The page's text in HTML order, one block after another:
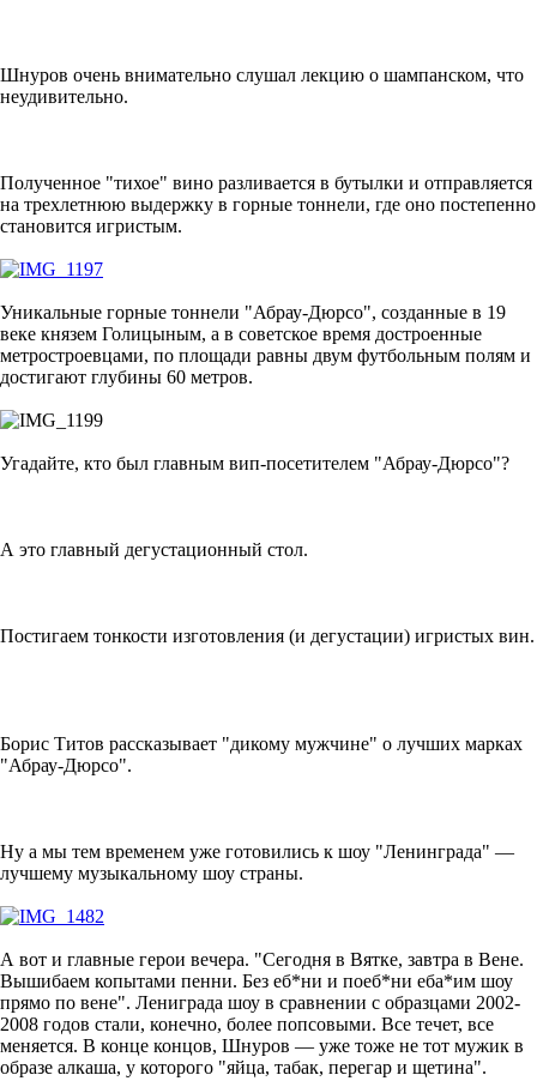
Шнуров очень внимательно слушал лекцию о шампанском, что
неудивительно.
Полученное "тихое" вино разливается в бутылки и отправляется
на трехлетнюю выдержку в горные тоннели, где оно постепенно
становится игристым.
Уникальные горные тоннели "Абрау-Дюрсо", созданные в 19
веке князем Голицыным, а в советское время достроенные
метростроевцами, по площади равны двум футбольным полям и
достигают глубины 60 метров.
Угадайте, кто был главным вип-посетителем "Абрау-Дюрсо"?
А это главный дегустационный стол.
Постигаем тонкости изготовления (и дегустации) игристых вин.
Борис Титов рассказывает "дикому мужчине" о лучших марках
"Абрау-Дюрсо".
Ну а мы тем временем уже готовились к шоу "Ленинграда" —
лучшему музыкальному шоу страны.
А вот и главные герои вечера. "Сегодня в Вятке, завтра в Вене.
Вышибаем копытами пенни. Без еб*ни и поеб*ни еба*им шоу
прямо по вене". Лениграда шоу в сравнении с образцами 2002-
2008 годов стали, конечно, более попсовыми. Все течет, все
меняется. В конце концов, Шнуров — уже тоже не тот мужик в
образе алкаша, у которого "яйца, табак, перегар и щетина".